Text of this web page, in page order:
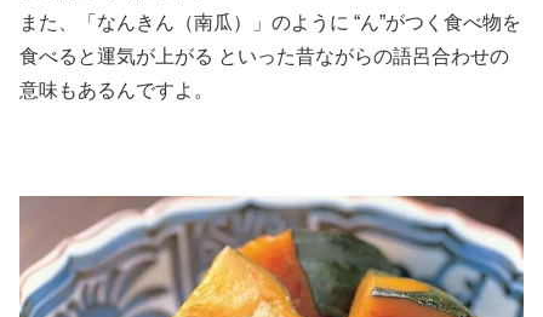
また、「なんきん（南瓜）」のように “ん”がつく食べ物を
食べると運気が上がる といった昔ながらの語呂合わせの
意味もあるんですよ。